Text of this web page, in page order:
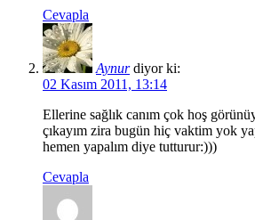
Cevapla
Aynur diyor ki:
02 Kasım 2011, 13:14
Ellerine sağlık canım çok hoş
çıkayım zira bugün hiç vaktim yok
hemen yapalım diye tutturur:)))
Cevapla